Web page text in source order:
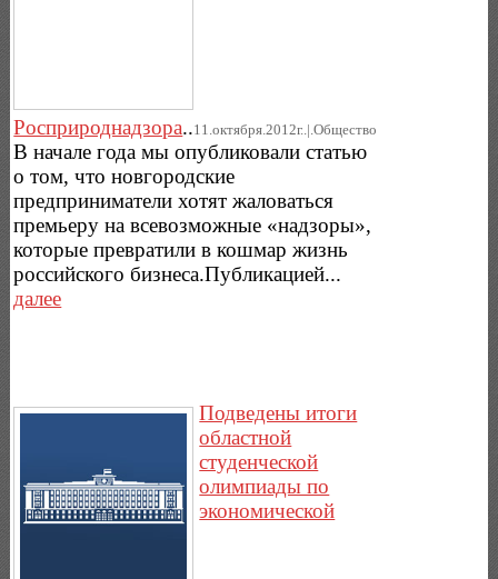
Росприроднадзора..11.октября.2012г..|.Общество
В начале года мы опубликовали статью
о том, что новгородские
предприниматели хотят жаловаться
премьеру на всевозможные «надзоры»,
которые превратили в кошмар жизнь
российского бизнеса.Публикацией...
далее
Подведены итоги
областной
студенческой
олимпиады по
экономической